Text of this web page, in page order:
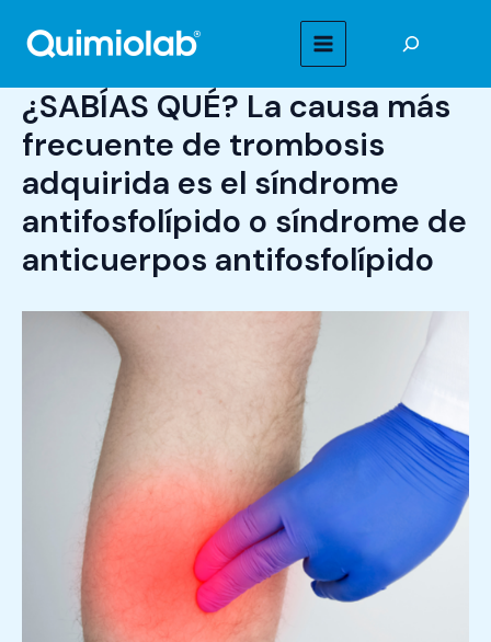
contenido
MAIN
MENU
¿SABÍAS QUÉ? La causa más
frecuente de trombosis
adquirida es el síndrome
antifosfolípido o síndrome de
anticuerpos antifosfolípido